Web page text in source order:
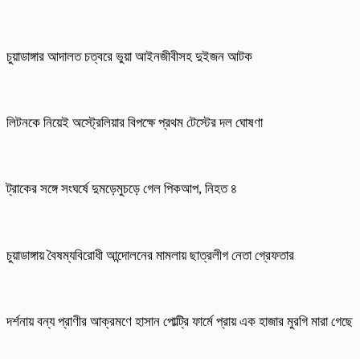
চুয়াডাঙ্গার আদালত চত্বরে ভুয়া আইনজীবীসহ দুইজন আটক
লিটনকে নিয়েই অস্ট্রেলিয়ার বিপক্ষে প্রথম টেস্টের দল ঘোষণা
ট্রাকের সঙ্গে সংঘর্ষে দুমড়েমুচড়ে গেল পিকআপ, নিহত ৪
চুয়াডাঙ্গায় বৈষম্যবিরোধী আন্দোলনের মামলায় ছাত্রলীগ নেতা গ্রেফতার
দর্শনায় বন্য প্রাণীর আক্রমণে হাসান পোল্ট্রি ফার্মে প্রায় এক হাজার মুরগি মারা গেছে